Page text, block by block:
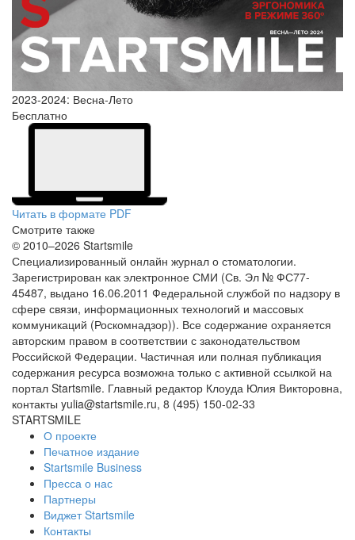
2023-2024: Весна-Лето
Бесплатно
Читать в формате PDF
Смотрите также
© 2010–2026 Startsmile
Специализированный онлайн журнал о стоматологии.
Зарегистрирован как электронное СМИ (Св. Эл № ФС77-
45487, выдано 16.06.2011 Федеральной службой по надзору в
сфере связи, информационных технологий и массовых
коммуникаций (Роскомнадзор)). Все содержание охраняется
авторским правом в соответствии с законодательством
Российской Федерации. Частичная или полная публикация
содержания ресурса возможна только с активной ссылкой на
портал Startsmile. Главный редактор Клоуда Юлия Викторовна,
контакты yulia@startsmile.ru, 8 (495) 150-02-33
STARTSMILE
О проекте
Печатное издание
Startsmile Business
Пресса о нас
Партнеры
Виджет Startsmile
Контакты